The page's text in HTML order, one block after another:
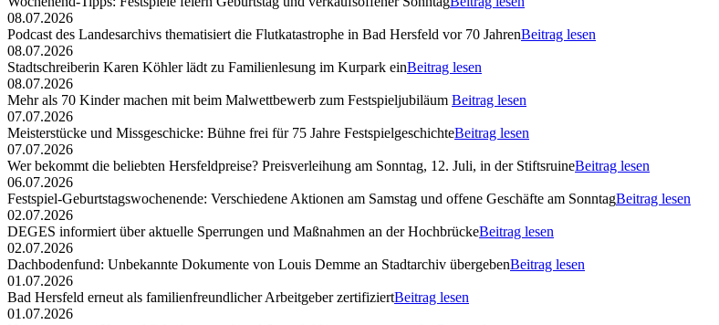
08.07.2026
Podcast des Landesarchivs thematisiert die Flutkatastrophe in Bad Hersfeld vor 70 JahrenBeitrag lesen
08.07.2026
Stadtschreiberin Karen Köhler lädt zu Familienlesung im Kurpark einBeitrag lesen
08.07.2026
Mehr als 70 Kinder machen mit beim Malwettbewerb zum Festspieljubiläum Beitrag lesen
07.07.2026
Meisterstücke und Missgeschicke: Bühne frei für 75 Jahre FestspielgeschichteBeitrag lesen
07.07.2026
Wer bekommt die beliebten Hersfeldpreise? Preisverleihung am Sonntag, 12. Juli, in der StiftsruineBeitrag lesen
06.07.2026
Festspiel-Geburtstagswochenende: Verschiedene Aktionen am Samstag und offene Geschäfte am SonntagBeitrag lesen
02.07.2026
DEGES informiert über aktuelle Sperrungen und Maßnahmen an der HochbrückeBeitrag lesen
02.07.2026
Dachbodenfund: Unbekannte Dokumente von Louis Demme an Stadtarchiv übergebenBeitrag lesen
01.07.2026
Bad Hersfeld erneut als familienfreundlicher Arbeitgeber zertifiziertBeitrag lesen
01.07.2026